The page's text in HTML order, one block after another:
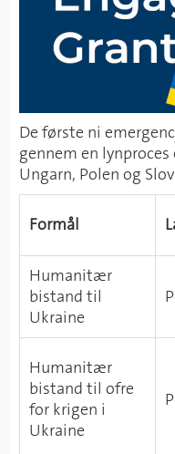
De første ni
gennem en
Ungarn, Polen og
Formål
Humanitær
bistand til
Ukraine
Humanitær
bistand til ofre
for krigen i
Ukraine